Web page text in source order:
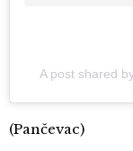
A post shared
(Pančevac)